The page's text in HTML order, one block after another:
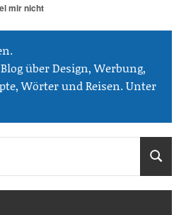
mir nicht
über Design, Werbung,
Wörter und Reisen. Unter